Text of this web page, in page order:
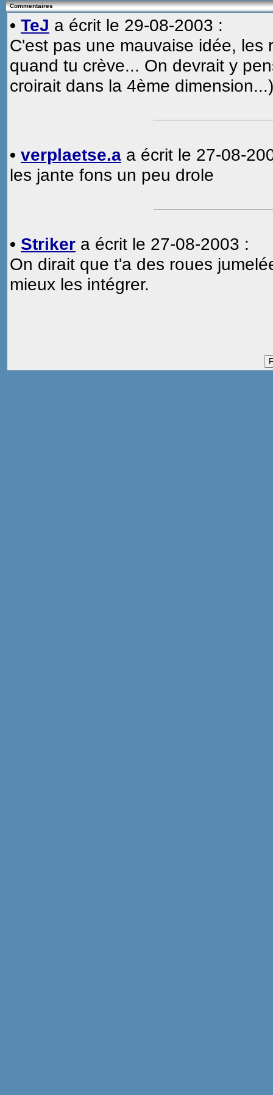
Commentaires
• TeJ a écrit le 29-08-2003 :
C'est pas une mauvaise idée,
quand tu crève... On devrait y
croirait dans la 4ème dimension...)
• verplaetse.a a écrit le 27-08-
les jante fons un peu drole
• Striker a écrit le 27-08-2003 :
On dirait que t'a des roues
mieux les intégrer.